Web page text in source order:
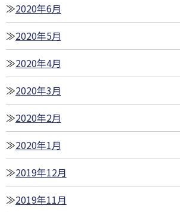
2020年6月
2020年5月
2020年4月
2020年3月
2020年2月
2020年1月
2019年12月
2019年11月